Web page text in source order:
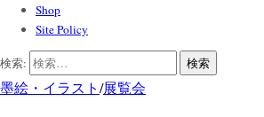
Shop
Site Policy
検索:
墨絵・イラスト/展覧会